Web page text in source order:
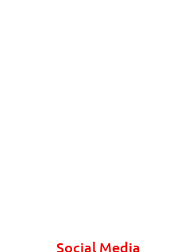
Social Media